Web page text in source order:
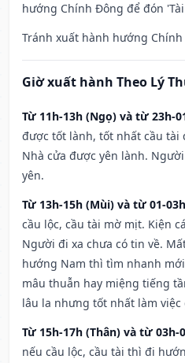
hướng Chính Đông để đón
Tránh xuất hành hướng Chính
Giờ xuất hành Theo Lý
Từ 11h-13h (Ngọ) và từ 23h-
được tốt lành, tốt nhất cầu tài
Nhà cửa được yên lành.
yên.
Từ 13h-15h (Mùi) và từ 01-
cầu lộc, cầu tài mờ mịt. Kiện
Người đi xa chưa có tin về.
hướng Nam thì tìm nhanh
mâu thuẫn hay miệng tiếng
lâu la nhưng tốt nhất làm việc
Từ 15h-17h (Thân) và từ 03h-
nếu cầu lộc, cầu tài thì đi